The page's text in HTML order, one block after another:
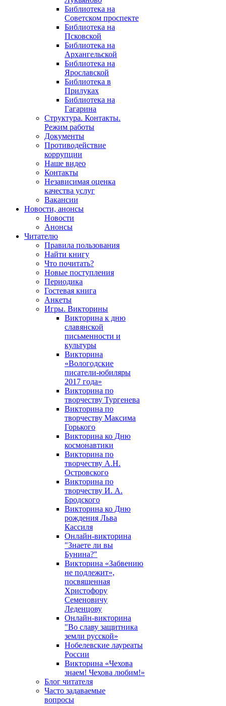
Библиотека на
Советском проспекте
Библиотека на
Псковской
Библиотека на
Архангельской
Библиотека на
Ярославской
Библиотека в
Прилуках
Библиотека на
Гагарина
Структура. Контакты.
Режим работы
Документы
Противодействие
коррупции
Наше видео
Контакты
Независимая оценка
качества услуг
Вакансии
Новости, анонсы
Новости
Анонсы
Читателю
Правила пользования
Найти книгу
Что почитать?
Новые поступления
Периодика
Гостевая книга
Анкеты
Игры. Викторины
Викторина к дню
славянской
письменности и
культуры
Викторина
«Вологодские
писатели-юбиляры
2017 года»
Викторина по
творчеству Тургенева
Викторина по
творчеству Максима
Горького
Викторина ко Дню
космонавтики
Викторина по
творчеству А.Н.
Островского
Викторина по
творчеству И. А.
Бродского
Викторина ко Дню
рождения Льва
Кассиля
Онлайн-викторина
"Знаете ли вы
Бунина?"
Викторина «Забвению
не подлежит»,
посвященная
Христофору
Семеновичу
Леденцову
Онлайн-викторина
"Во славу защитника
земли русской»
Нобелевские лауреаты
России
Викторина «Чехова
знаем! Чехова любим!»
Блог читателя
Часто задаваемые
вопросы